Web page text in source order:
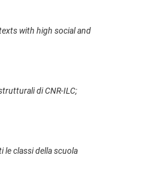
with high social and
di CNR-ILC;
le classi della scuola